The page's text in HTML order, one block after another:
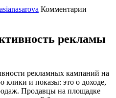
Комментарии
рекламы
рекламных кампаний на
клики и показы: это о доходе,
Продавцы на площадке